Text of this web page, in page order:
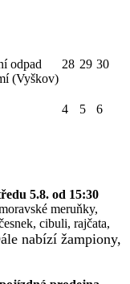
odpad
(Vyškov)
28 29 30
4 5
6
5.8. od 15:30
meruňky,
cibuli, rajčata,
nabízí žampiony,